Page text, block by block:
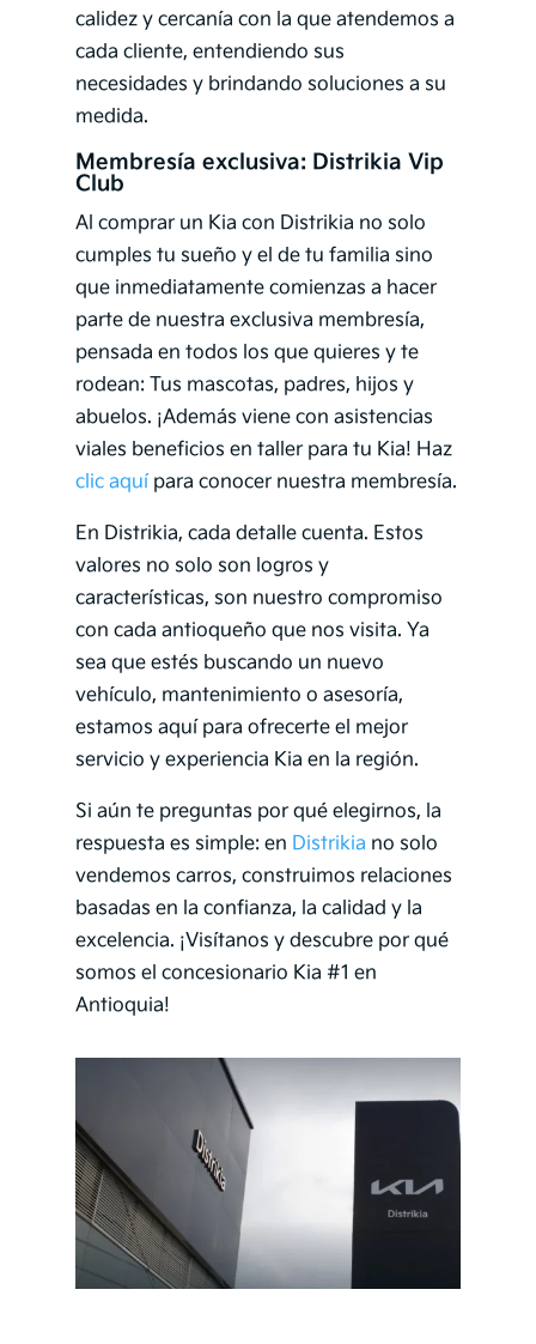
calidez y cercanía con la que atendemos a
cada cliente, entendiendo sus
necesidades y brindando soluciones a su
medida.
Membresía exclusiva: Distrikia Vip
Club
Al comprar un Kia con Distrikia no solo
cumples tu sueño y el de tu familia sino
que inmediatamente comienzas a hacer
parte de nuestra exclusiva membresía,
pensada en todos los que quieres y te
rodean: Tus mascotas, padres, hijos y
abuelos. ¡Además viene con asistencias
viales beneficios en taller para tu Kia! Haz
clic aquípara conocer nuestra membresía.
En Distrikia, cada detalle cuenta. Estos
valores no solo son logros y
características, son nuestro compromiso
con cada antioqueño que nos visita. Ya
sea que estés buscando un nuevo
vehículo, mantenimiento o asesoría,
estamos aquí para ofrecerte el mejor
servicio y experiencia Kia en la región.
Si aún te preguntas por qué elegirnos, la
respuesta es simple: en Distrikia no solo
vendemos carros, construimos relaciones
basadas en la confianza, la calidad y la
excelencia. ¡Visítanos y descubre por qué
somos el concesionario Kia #1 en
Antioquia!